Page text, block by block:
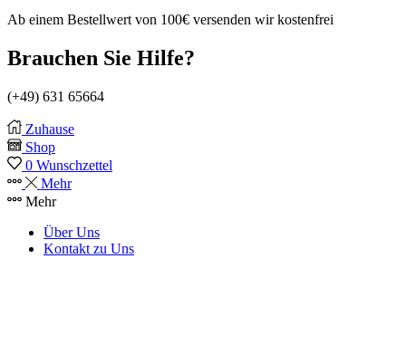
Ab einem Bestellwert von 100€ versenden wir kostenfrei
Brauchen Sie Hilfe?
(+49) 631 65664
Zuhause
Shop
0 Wunschzettel
Mehr
Mehr
Über Uns
Kontakt zu Uns